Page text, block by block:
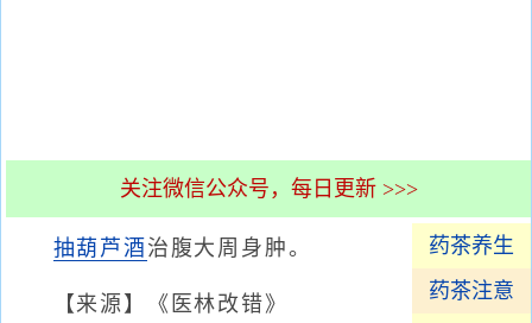
关注微信公众号，每日更新 >>>
药茶养生
药茶注意
抽葫芦酒 治腹大周身肿。
【来源】《医林改错》